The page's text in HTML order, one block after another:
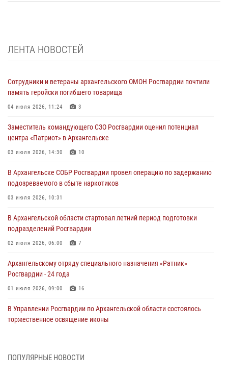
ЛЕНТА НОВОСТЕЙ
Сотрудники и ветераны архангельского ОМОН Росгвардии почтили
память геройски погибшего товарища
04 июля 2026, 11:24 3
Заместитель командующего СЗО Росгвардии оценил потенциал
центра «Патриот» в Архангельске
03 июля 2026, 14:30 10
В Архангельске СОБР Росгвардии провел операцию по задержанию
подозреваемого в сбыте наркотиков
03 июля 2026, 10:31
В Архангельской области стартовал летний период подготовки
подразделений Росгвардии
02 июля 2026, 06:00 7
Архангельскому отряду специального назначения «Ратник»
Росгвардии - 24 года
01 июля 2026, 09:00 16
В Управлении Росгвардии по Архангельской области состоялось
торжественное освящение иконы
Военнослужащие по призыву из Архангельской области приняли
ПОПУЛЯРНЫЕ НОВОСТИ